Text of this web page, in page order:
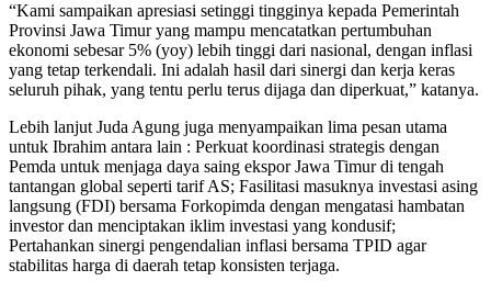
“Kami sampaikan apresiasi setinggi tingginya kepada Pemerintah
Provinsi Jawa Timur yang mampu mencatatkan pertumbuhan
ekonomi sebesar 5% (yoy) lebih tinggi dari nasional, dengan inflasi
yang tetap terkendali. Ini adalah hasil dari sinergi dan kerja keras
seluruh pihak, yang tentu perlu terus dijaga dan diperkuat,” katanya.
Lebih lanjut Juda Agung juga menyampaikan lima pesan utama
untuk Ibrahim antara lain : Perkuat koordinasi strategis dengan
Pemda untuk menjaga daya saing ekspor Jawa Timur di tengah
tantangan global seperti tarif AS; Fasilitasi masuknya investasi asing
langsung (FDI) bersama Forkopimda dengan mengatasi hambatan
investor dan menciptakan iklim investasi yang kondusif;
Pertahankan sinergi pengendalian inflasi bersama TPID agar
stabilitas harga di daerah tetap konsisten terjaga.